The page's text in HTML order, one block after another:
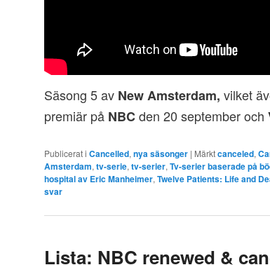
Säsong 5 av New Amsterdam, vilket
premiär på NBCden 20 september och
Publicerat i Cancelled, nya säsonger | Märktcanceled,
Amsterdam, tv-serie, tv-serier, Tv-serier baserade på
hospital av Eric Manheimer, Twelve Patients: Life and
svar
Lista: NBC renewed &